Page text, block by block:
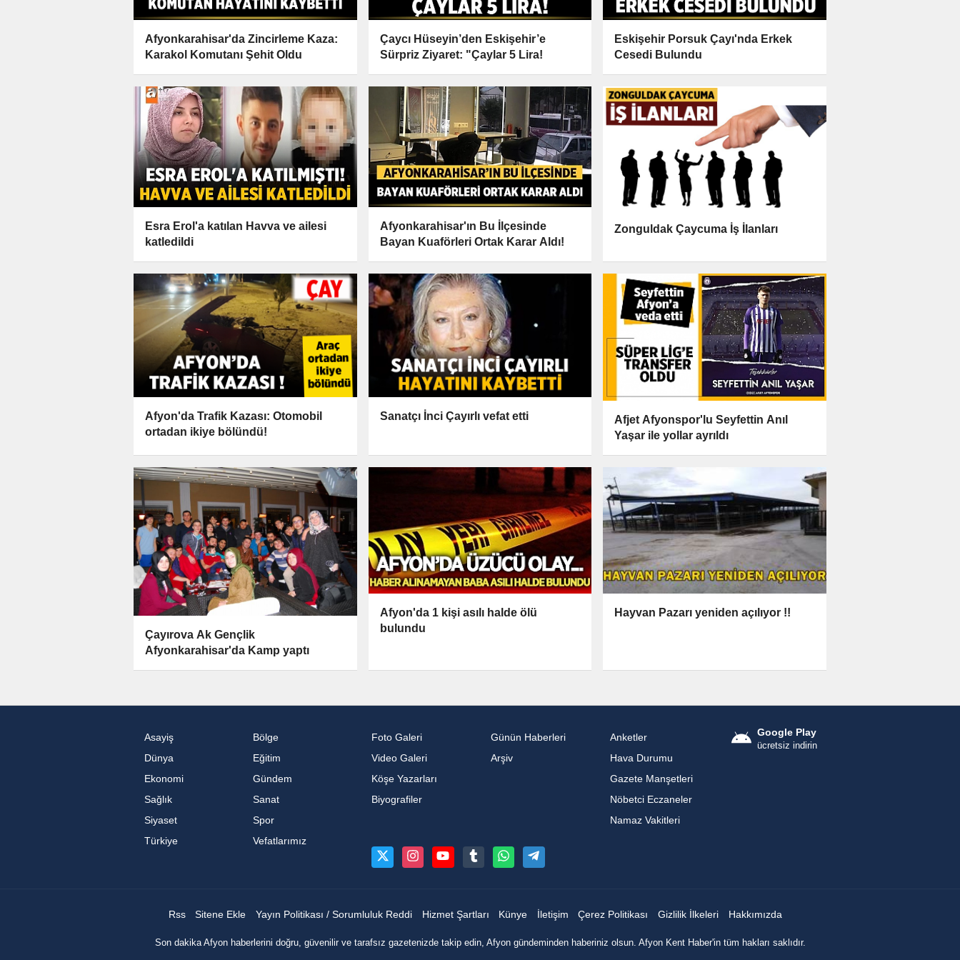
Afyonkarahisar'da Zincirleme Kaza:
Karakol Komutanı Şehit Oldu
Çaycı Hüseyin’den Eskişehir’e
Sürpriz Ziyaret: "Çaylar 5 Lira!
Eskişehir Porsuk Çayı'nda Erkek
Cesedi Bulundu
Esra Erol'a katılan Havva ve ailesi
katledildi
Afyonkarahisar'ın Bu İlçesinde
Bayan Kuaförleri Ortak Karar Aldı!
Zonguldak Çaycuma İş İlanları
Afyon'da Trafik Kazası: Otomobil
ortadan ikiye bölündü!
Sanatçı İnci Çayırlı vefat etti
Afjet Afyonspor'lu Seyfettin Anıl
Yaşar ile yollar ayrıldı
Çayırova Ak Gençlik
Afyonkarahisar'da Kamp yaptı
Afyon'da 1 kişi asılı halde ölü
bulundu
Hayvan Pazarı yeniden açılıyor !!
Asayiş
Bölge
Dünya
Eğitim
Ekonomi
Gündem
Sağlık
Sanat
Siyaset
Spor
Türkiye
Vefatlarımız
Foto Galeri
Video Galeri
Köşe Yazarları
Biyografiler
Günün Haberleri
Arşiv
Anketler
Hava Durumu
Gazete Manşetleri
Nöbetci Eczaneler
Namaz Vakitleri
Google Play
ücretsiz indirin
Rss Sitene Ekle Yayın Politikası / Sorumluluk Reddi Hizmet Şartları Künye İletişim Çerez Politikası Gizlilik İlkeleri Hakkımızda
Son dakika Afyon haberlerini doğru, güvenilir ve tarafsız gazetenizde takip edin, Afyon gündeminden haberiniz olsun. Afyon Kent Haber'in tüm hakları saklıdır.